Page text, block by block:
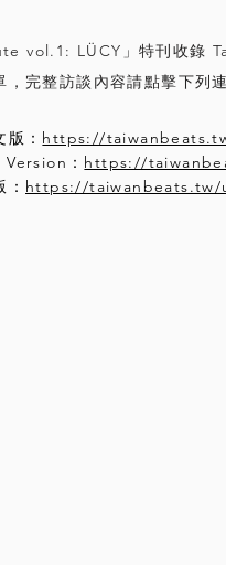
vol.1: LÜCY」特刊收錄
，完整訪談內容請點擊下列連
： https://
： https://
https://